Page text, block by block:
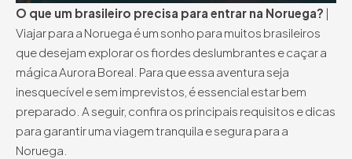
O que um brasileiro precisa para entrar na Noruega? |
Viajar para a Noruega é um sonho para muitos brasileiros
que desejam explorar os fiordes deslumbrantes e caçar a
mágica Aurora Boreal. Para que essa aventura seja
inesquecível e sem imprevistos, é essencial estar bem
preparado. A seguir, confira os principais requisitos e dicas
para garantir uma viagem tranquila e segura para a
Noruega.